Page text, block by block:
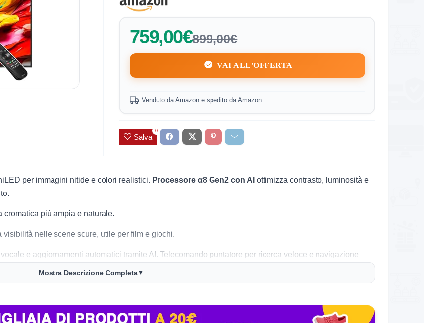
759,00€899,00€
VAI ALL'OFFERTA
Venduto da Amazon e spedito da Amazon.
Salva
0
per immagini nitide e colori realistici. Processore α8 Gen2 con AI ottimizza contrasto, luminosità e
cromatica più ampia e naturale.
visibilità nelle scene scure, utile per film e giochi.
e aggiornamenti automatici tramite AI. Telecomando puntatore per ricerca veloce e navigazione
AI Sound Wizard adatta il profilo audio alle preferenze personali.
Mostra Descrizione Completa▼